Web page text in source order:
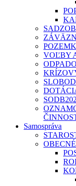
VOĽBY
Samospráva